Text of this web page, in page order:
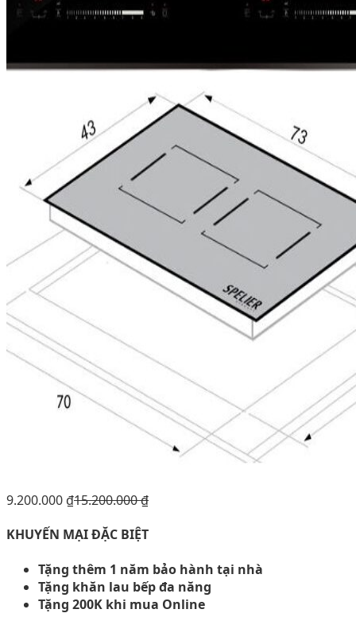
9.200.000 ₫15.200.000₫
KHUYẾN MẠI ĐẶC BIỆT
Tặng thêm 1 năm bảo hành tại nhà
Tặng khăn lau bếp đa năng
Tặng 200K khi mua Online